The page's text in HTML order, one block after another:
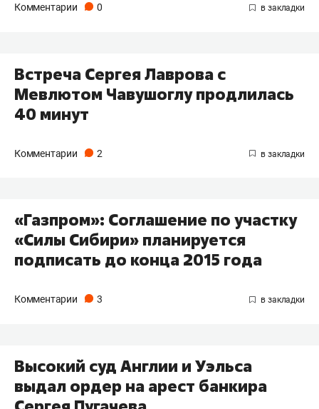
Комментарии 0
Встреча Сергея Лаврова с
Мевлютом Чавушоглу продлилась
40 минут
Комментарии 2
«Газпром»: Соглашение по участку
«Силы Сибири» планируется
подписать до конца 2015 года
Комментарии 3
Высокий суд Англии и Уэльса
выдал ордер на арест банкира